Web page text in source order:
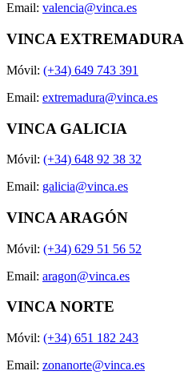
Email: valencia@vinca.es
VINCA EXTREMADURA
Móvil: (+34) 649 743 391
Email: extremadura@vinca.es
VINCA GALICIA
Móvil: (+34) 648 92 38 32
Email: galicia@vinca.es
VINCA ARAGÓN
Móvil: (+34) 629 51 56 52
Email: aragon@vinca.es
VINCA NORTE
Móvil: (+34) 651 182 243
Email: zonanorte@vinca.es